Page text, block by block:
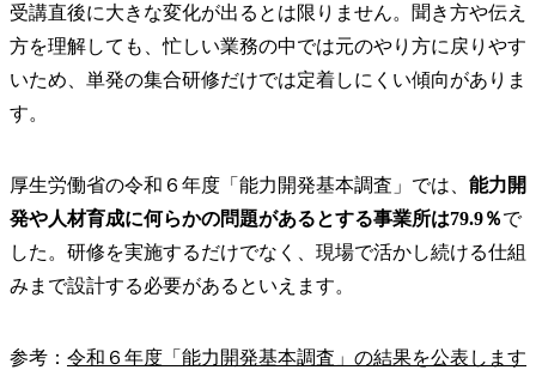
受講直後に大きな変化が出るとは限りません。聞き方や伝え
方を理解しても、忙しい業務の中では元のやり方に戻りやす
いため、単発の集合研修だけでは定着しにくい傾向がありま
す。
厚生労働省の令和６年度「能力開発基本調査」では、 能力開
発や人材育成に何らかの問題があるとする事業所は79.9％で
した。研修を実施するだけでなく、現場で活かし続ける仕組
みまで設計する必要があるといえます。
参考： 令和６年度「能力開発基本調査」の結果を公表します